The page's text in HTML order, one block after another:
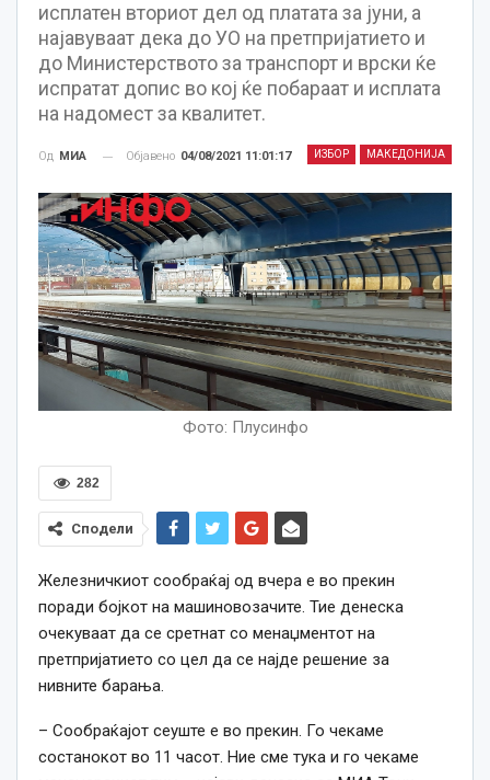
исплатен вториот дел од платата за јуни, а
најавуваат дека до УО на претпријатието и
до Министерството за транспорт и врски ќе
испратат допис во кој ќе побараат и исплата
на надомест за квалитет.
ИЗБОР МАКЕДОНИЈА
Од МИА Објавено 04/08/2021 11:01:17
Фото: Плусинфо
282
Сподели
Железничкиот сообраќај од вчера е во прекин
поради бојкот на машиновозачите. Тие денеска
очекуваат да се сретнат со менаџментот на
претпријатието со цел да се најде решение за
нивните барања.
– Сообраќајот сеуште е во прекин. Го чекаме
состанокот во 11 часот. Ние сме тука и го чекаме